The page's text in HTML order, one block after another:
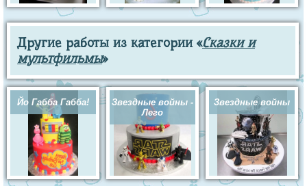
Другие работы из категории «Сказки и
мультфильмы»
Йо Габба Габба!
Звездные войны -
Лего
Звездные войны